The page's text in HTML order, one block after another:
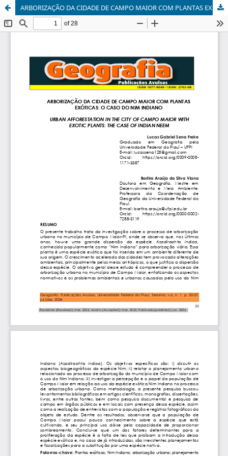
ARBORIZAÇÃO DA CIDADE DE CAMPO MAIOR COM PLANTAS EXÓTICAS: O CASO DO NIM INDIANO